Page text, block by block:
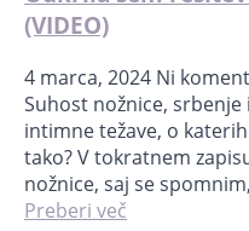
(VIDEO)
4 marca, 2024 Ni
Suhost nožnice,
intimne težave, o
tako? V tokratnem
nožnice, saj se
Preberi več